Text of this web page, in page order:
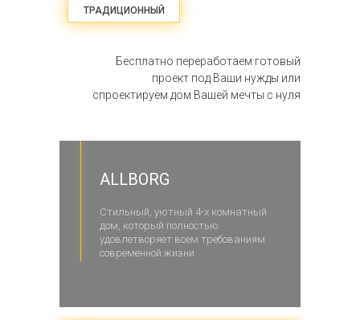
Бесплатно переработаем готовый
проект под Ваши нужды или
спроектируем дом Вашей мечты с нуля
ТРАДИЦИОННЫЙ
Стильный, уютный 4-х комнатный
дом, который полностью
удовлетворяет всем требованиям
современной жизни
ALLBORG